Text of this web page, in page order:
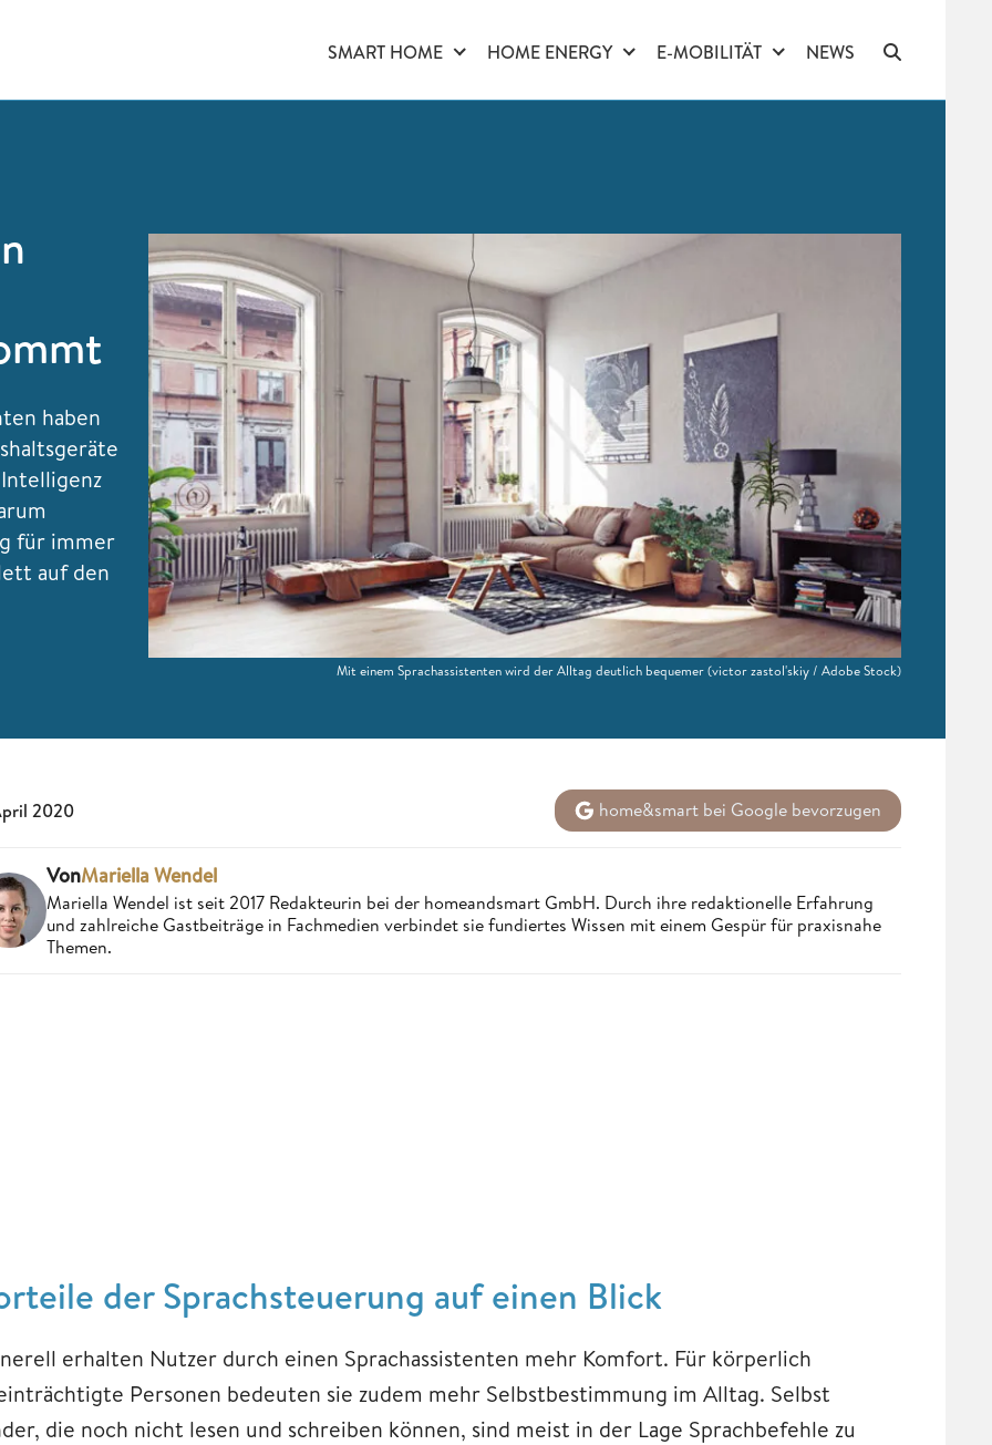
SMART HOME HOME ENERGY E-MOBILITÄT NEWS
haben
für immer
auf den
Mit einem Sprachassistenten wird der Alltag deutlich bequemer(victor zastol'skiy / Adobe Stock)
2020 home&smart bei Google bevorzugen
VonMariella Wendel
Mariella Wendel ist seit 2017 Redakteurin bei der homeandsmart GmbH. Durch ihre redaktionelle Erfahrung
und zahlreiche Gastbeiträge in Fachmedien verbindet sie fundiertes Wissen mit einem Gespür für praxisnahe
Themen.
der Sprachsteuerung auf einen Blick
erhalten Nutzer durch einen Sprachassistenten mehr Komfort. Für körperlich
Personen bedeuten sie zudem mehr Selbstbestimmung im Alltag. Selbst
die noch nicht lesen und schreiben können, sind meist in der Lage Sprachbefehle zu